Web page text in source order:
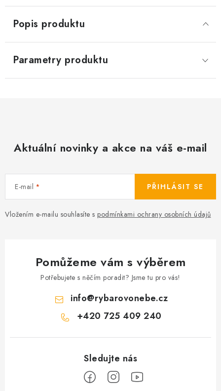
Popis produktu
Parametry produktu
Aktuální novinky a akce na váš e-mail
E-mail
Vložením e-mailu souhlasíte s podmínkami ochrany osobních údajů
PŘIHLÁSIT SE
Pomůžeme vám s výběrem
Potřebujete s něčím poradit? Jsme tu pro vás!
info@rybarovonebe.cz
+420 725 409 240